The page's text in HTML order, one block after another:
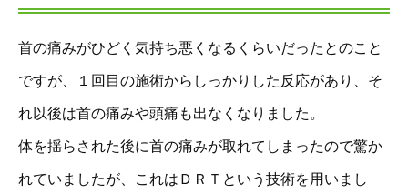
首の痛みがひどく気持ち悪くなるくらいだったとのこと
ですが、１回目の施術からしっかりした反応があり、そ
れ以後は首の痛みや頭痛も出なくなりました。
体を揺らされた後に首の痛みが取れてしまったので驚か
れていましたが、これはＤＲＴという技術を用いまし